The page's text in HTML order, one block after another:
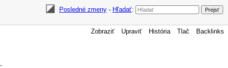
Posledné zmeny- Hľadať:
Zobraziť Upraviť História Tlač Backlinks
.